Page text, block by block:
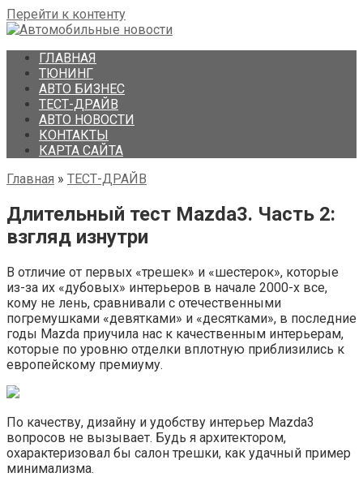
Перейти к контенту
ГЛАВНАЯ
ТЮНИНГ
АВТО БИЗНЕС
ТЕСТ-ДРАЙВ
АВТО НОВОСТИ
КОНТАКТЫ
КАРТА САЙТА
Главная » ТЕСТ-ДРАЙВ
Длительный тест Mazda3. Часть 2:
взгляд изнутри
В отличие от первых «трешек» и «шестерок», которые
из-за их «дубовых» интерьеров в начале 2000-х все,
кому не лень, сравнивали с отечественными
погремушками «девятками» и «десятками», в последние
годы Mazda приучила нас к качественным интерьерам,
которые по уровню отделки вплотную приблизились к
европейскому премиуму.
По качеству, дизайну и удобству интерьер Mazda3
вопросов не вызывает. Будь я архитектором,
охарактеризовал бы салон трешки, как удачный пример
минимализма.